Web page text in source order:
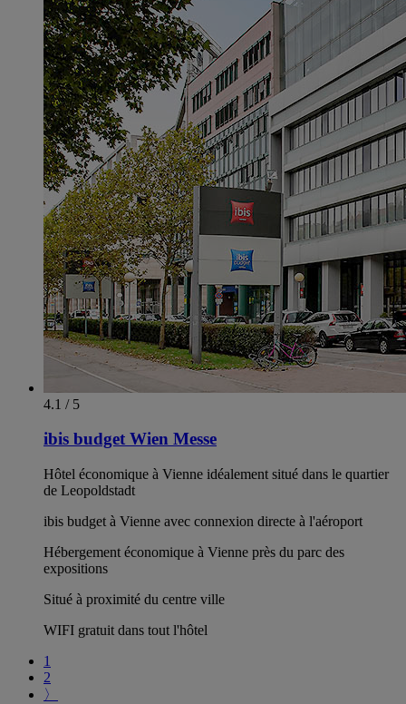
4.1 / 5
ibis budget Wien Messe
Hôtel économique à Vienne idéalement situé dans le quartier
de Leopoldstadt
ibis budget à Vienne avec connexion directe à l'aéroport
Hébergement économique à Vienne près du parc des
expositions
Situé à proximité du centre ville
WIFI gratuit dans tout l'hôtel
1
2
〉